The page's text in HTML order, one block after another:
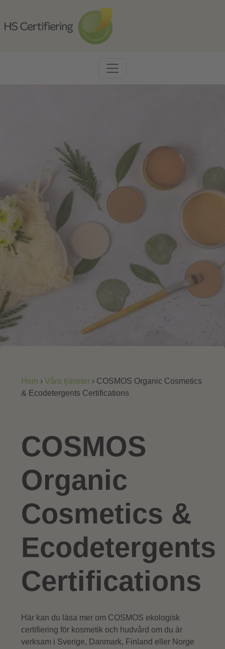
Hem › Våra tjänster › COSMOS Organic Cosmetics
& Ecodetergents Certifications
COSMOS
Organic
Cosmetics &
Ecodetergents
Certifications
Här kan du läsa mer om COSMOS ekologisk
certifiering för kosmetik och hudvård om du är
verksam i Sverige, Danmark, Finland eller Norge